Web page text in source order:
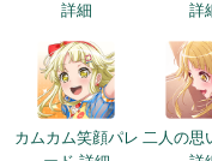
詳細
詳
カムカム笑顔パレ 二人の思